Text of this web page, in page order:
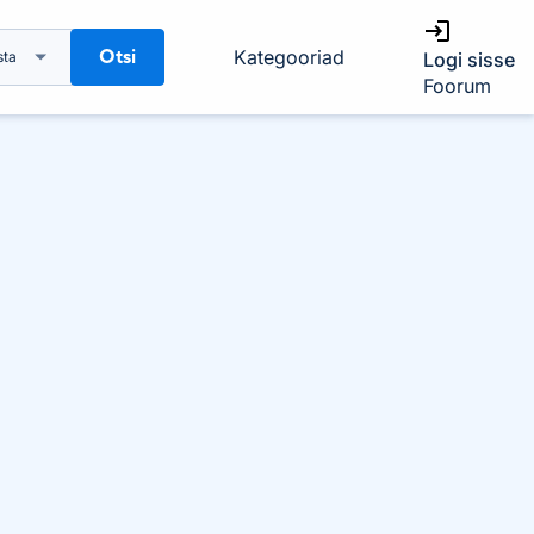
Otsi Kategooriad
Logi sisse
Foorum